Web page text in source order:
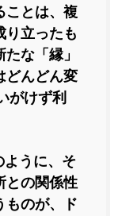
ことは、複
り立ったも
な「縁」
どんどん変
がけず利
ように、そ
との関係性
ものが、ド